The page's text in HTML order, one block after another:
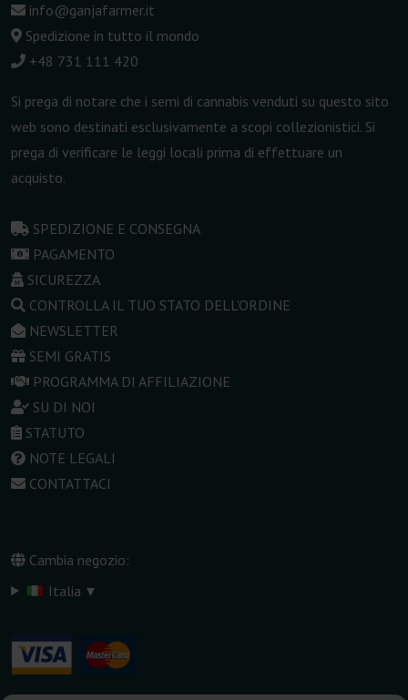
info@ganjafarmer.it
Spedizione in tutto il mondo
+48 731 111 420
Si prega di notare che i semi di cannabis venduti su questo sito
web sono destinati esclusivamente a scopi collezionistici. Si
prega di verificare le leggi locali prima di effettuare un
acquisto.
SPEDIZIONE E CONSEGNA
PAGAMENTO
SICUREZZA
CONTROLLA IL TUO STATO DELL'ORDINE
NEWSLETTER
SEMI GRATIS
PROGRAMMA DI AFFILIAZIONE
SU DI NOI
STATUTO
NOTE LEGALI
CONTATTACI
Cambia negozio:
Italia ▾